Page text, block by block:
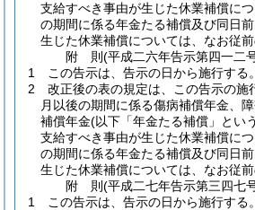
支給すべき事由が生じた休業補償に
の期間に係る年金たる補償及び同日
生じた休業補償については、なお従前
附 則(平成二六年告示第四一二
1
この告示は、告示の日から施行する。
2
改正後の表の規定は、この告示の施
月以後の期間に係る傷病補償年金、
補償年金(以下「年金たる補償」とい
支給すべき事由が生じた休業補償に
の期間に係る年金たる補償及び同日
生じた休業補償については、なお従前
附 則(平成二七年告示第三四七
1
この告示は、告示の日から施行する。